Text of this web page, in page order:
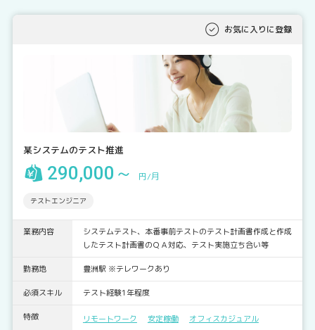
お気に入りに登録
某システムのテスト推進
290,000～ 円/月
テストエンジニア
業務内容
システムテスト、本番事前テストのテスト計画書作成と作成
したテスト計画書のＱＡ対応、テスト実施立ち合い等
勤務地 豊洲駅 ※テレワークあり
必須スキル テスト経験1年程度
特徴 リモートワーク 安定稼働 オフィスカジュアル